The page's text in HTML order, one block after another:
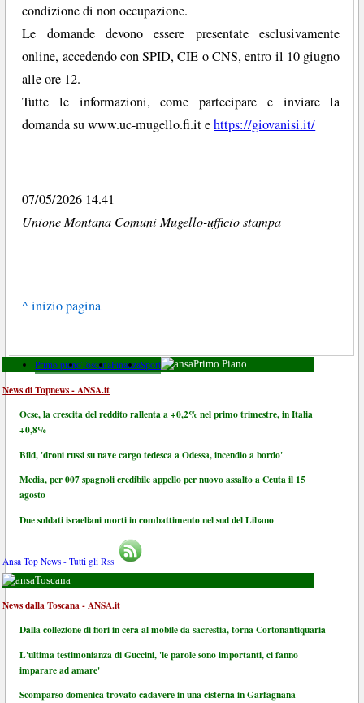
condizione di non occupazione.
Le domande devono essere presentate esclusivamente
online, accedendo con SPID, CIE o CNS, entro il 10 giugno
alle ore 12.
Tutte le informazioni, come partecipare e inviare la
domanda su www.uc-mugello.fi.it ehttps://giovanisi.it/
07/05/2026 14.41
Unione Montana Comuni Mugello-ufficio stampa
^ inizio pagina
Primo pianoToscanaFinanzaSport Primo Piano
News di Topnews - ANSA.it
Ocse, la crescita del reddito rallenta a +0,2% nel primo trimestre, in Italia
+0,8%
Bild, 'droni russi su nave cargo tedesca a Odessa, incendio a bordo'
Media, per 007 spagnoli credibile appello per nuovo assalto a Ceuta il 15
agosto
Due soldati israeliani morti in combattimento nel sud del Libano
Ansa Top News - Tutti gli Rss
Toscana
News dalla Toscana - ANSA.it
Dalla collezione di fiori in cera al mobile da sacrestia, torna Cortonantiquaria
L'ultima testimonianza di Guccini, 'le parole sono importanti, ci fanno
imparare ad amare'
Scomparso domenica trovato cadavere in una cisterna in Garfagnana